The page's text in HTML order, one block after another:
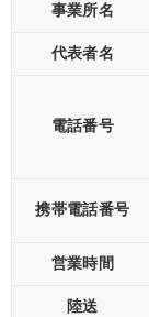
事業所名
代表者名
電話番号
携帯電話番号
営業時間
陸送